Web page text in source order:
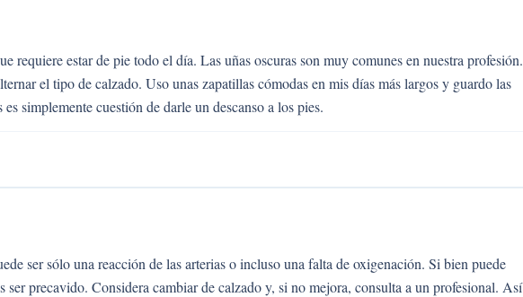
requiere estar de pie todo el día. Las uñas oscuras son muy comunes en nuestra profesión.
el tipo de calzado. Uso unas zapatillas cómodas en mis días más largos y guardo las
simplemente cuestión de darle un descanso a los pies.
ser sólo una reacción de las arterias o incluso una falta de oxigenación. Si bien puede
ser precavido. Considera cambiar de calzado y, si no mejora, consulta a un profesional. Así